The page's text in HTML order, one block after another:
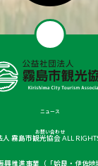
ニュース
お問い合わせ
霧島市観光協会 ALL
興推進事業（「姶良・伊佐地